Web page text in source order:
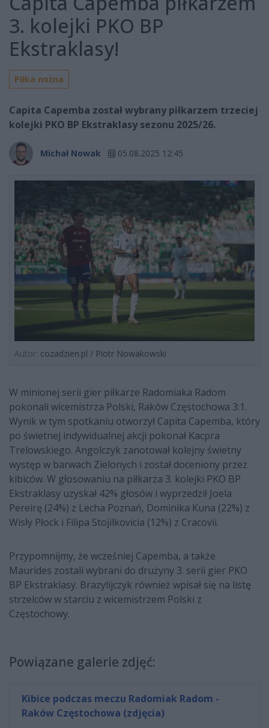
3. kolejki PKO BP
Ekstraklasy!
Piłka nożna
Capita Capemba został wybrany piłkarzem trzeciej
kolejki PKO BP Ekstraklasy sezonu 2025/26.
Michał Nowak 05.08.2025 12:45
Autor: cozadzien.pl / Piotr Nowakowski
W minionej serii gier piłkarze Radomiaka Radom
pokonali wicemistrza Polski, Raków Częstochowa 3:1.
Wynik w tym spotkaniu otworzył Capita Capemba, który
po świetnej indywidualnej akcji pokonał Kacpra
Trelowskiego. Angolczyk zanotował kolejny świetny
występ w barwach Zielonych i został doceniony przez
kibiców. W głosowaniu na piłkarza 3. kolejki PKO BP
Ekstraklasy uzyskał 42% głosów i wyprzedził Joela
Pereirę (24%) z Lecha Poznań, Dominika Kuna (22%) z
Wisły Płock i Filipa Stojilkovicia (12%) z Cracovii.
Przypomnijmy, że wcześniej Capemba, a także
Maurides zostali wybrani do drużyny 3. serii gier PKO
BP Ekstraklasy. Brazylijczyk również wpisał się na listę
strzelców w starciu z wicemistrzem Polski z
Częstochowy.
Powiązane galerie zdjęć:
Kibice podczas meczu Radomiak Radom -
Raków Częstochowa (zdjęcia)